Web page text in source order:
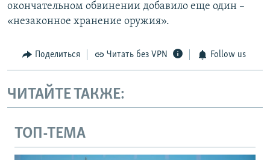
окончательном обвинении добавило еще один –
«незаконное хранение оружия».
Поделиться Читать без VPN Follow us
ЧИТАЙТЕ ТАКЖЕ:
ТОП-ТЕМА